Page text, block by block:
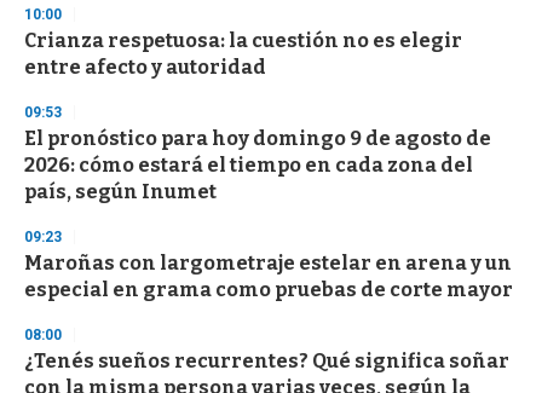
s
e
c
o
d
s
10:00
Crianza respetuosa: la cuestión no es elegir
entre afecto y autoridad
09:53
El pronóstico para hoy domingo 9 de agosto de
2026: cómo estará el tiempo en cada zona del
país, según Inumet
09:23
Maroñas con largometraje estelar en arena y un
especial en grama como pruebas de corte mayor
08:00
¿Tenés sueños recurrentes? Qué significa soñar
con la misma persona varias veces, según la